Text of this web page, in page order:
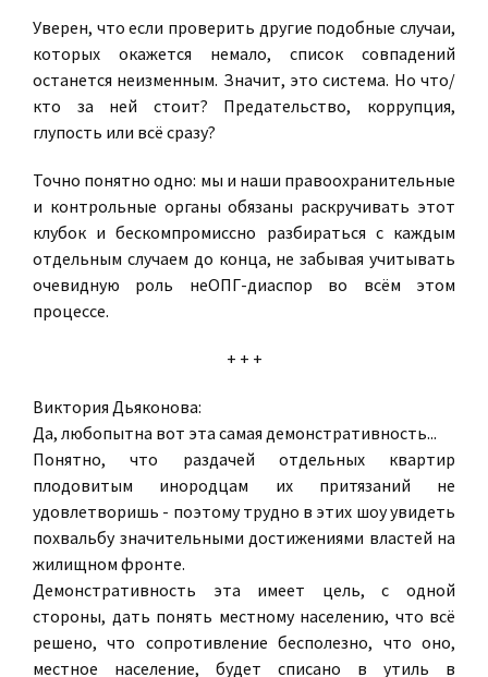
Уверен, что если проверить другие подобные случаи,
которых окажется немало, список совпадений
останется неизменным. Значит, это система. Но что/
кто за ней стоит? Предательство, коррупция,
глупость или всё сразу?
Точно понятно одно: мы и наши правоохранительные
и контрольные органы обязаны раскручивать этот
клубок и бескомпромиссно разбираться с каждым
отдельным случаем до конца, не забывая учитывать
очевидную роль неОПГ-диаспор во всём этом
процессе.
+ + +
Виктория Дьяконова:
Да, любопытна вот эта самая демонстративность...
Понятно, что раздачей отдельных квартир
плодовитым инородцам их притязаний не
удовлетворишь - поэтому трудно в этих шоу увидеть
похвальбу значительными достижениями властей на
жилищном фронте.
Демонстративность эта имеет цель, с одной
стороны, дать понять местному населению, что всё
решено, что сопротивление бесполезно, что оно,
местное население, будет списано в утиль в